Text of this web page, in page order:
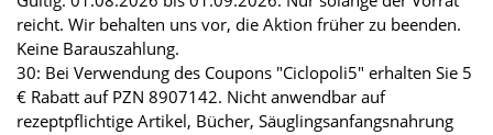
reicht. Wir behalten uns vor, die Aktion früher zu beenden.
Keine Barauszahlung.
30: Bei Verwendung des Coupons "Ciclopoli5" erhalten Sie 5
€ Rabatt auf PZN 8907142. Nicht anwendbar auf
rezeptpflichtige Artikel, Bücher, Säuglingsanfangsnahrung